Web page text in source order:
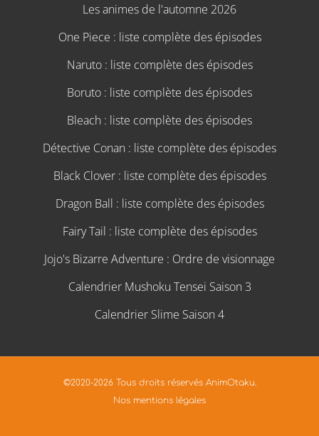
Les animes de l'automne 2026
One Piece : liste complète des épisodes
Naruto : liste complète des épisodes
Boruto : liste complète des épisodes
Bleach : liste complète des épisodes
Détective Conan : liste complète des épisodes
Black Clover : liste complète des épisodes
Dragon Ball : liste complète des épisodes
Fairy Tail : liste complète des épisodes
Jojo's Bizarre Adventure : Ordre de visionnage
Calendrier Mushoku Tensei Saison 3
Calendrier Slime Saison 4
©2020-2026 Tous droits réservés AnimOtaku.
Nos mentions légales